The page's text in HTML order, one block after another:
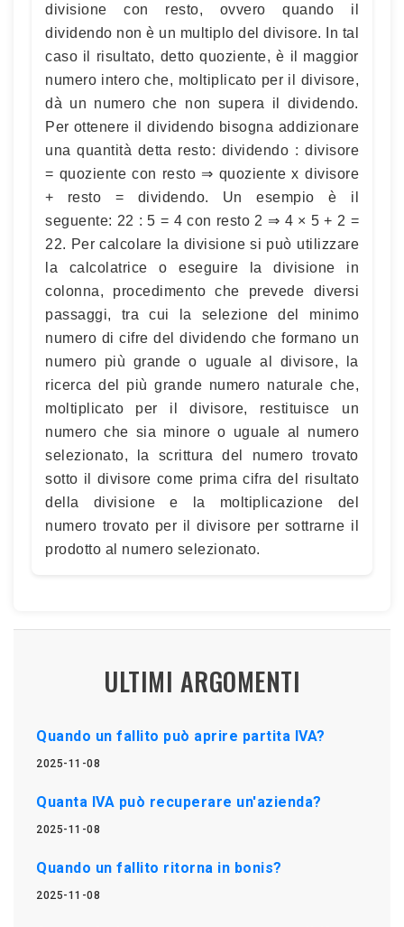
divisione con resto, ovvero quando il
dividendo non è un multiplo del divisore. In tal
caso il risultato, detto quoziente, è il maggior
numero intero che, moltiplicato per il divisore,
dà un numero che non supera il dividendo.
Per ottenere il dividendo bisogna addizionare
una quantità detta resto: dividendo : divisore
= quoziente con resto ⇒ quoziente x divisore
+ resto = dividendo. Un esempio è il
seguente: 22 : 5 = 4 con resto 2 ⇒ 4 × 5 + 2 =
22. Per calcolare la divisione si può utilizzare
la calcolatrice o eseguire la divisione in
colonna, procedimento che prevede diversi
passaggi, tra cui la selezione del minimo
numero di cifre del dividendo che formano un
numero più grande o uguale al divisore, la
ricerca del più grande numero naturale che,
moltiplicato per il divisore, restituisce un
numero che sia minore o uguale al numero
selezionato, la scrittura del numero trovato
sotto il divisore come prima cifra del risultato
della divisione e la moltiplicazione del
numero trovato per il divisore per sottrarne il
prodotto al numero selezionato.
ULTIMI ARGOMENTI
Quando un fallito può aprire partita IVA?
2025-11-08
Quanta IVA può recuperare un'azienda?
2025-11-08
Quando un fallito ritorna in bonis?
2025-11-08